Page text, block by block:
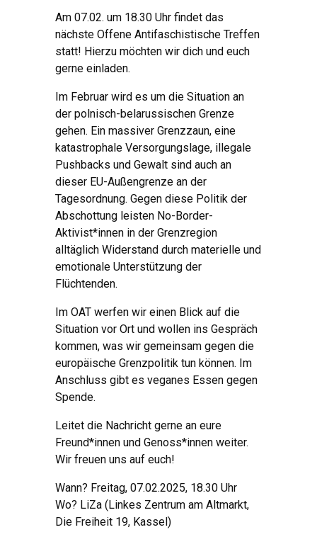
Am 07.02. um 18.30 Uhr findet das
nächste Offene Antifaschistische Treffen
statt! Hierzu möchten wir dich und euch
gerne einladen.
Im Februar wird es um die Situation an
der polnisch-belarussischen Grenze
gehen. Ein massiver Grenzzaun, eine
katastrophale Versorgungslage, illegale
Pushbacks und Gewalt sind auch an
dieser EU-Außengrenze an der
Tagesordnung. Gegen diese Politik der
Abschottung leisten No-Border-
Aktivist*innen in der Grenzregion
alltäglich Widerstand durch materielle und
emotionale Unterstützung der
Flüchtenden.
Im OAT werfen wir einen Blick auf die
Situation vor Ort und wollen ins Gespräch
kommen, was wir gemeinsam gegen die
europäische Grenzpolitik tun können. Im
Anschluss gibt es veganes Essen gegen
Spende.
Leitet die Nachricht gerne an eure
Freund*innen und Genoss*innen weiter.
Wir freuen uns auf euch!
Wann? Freitag, 07.02.2025, 18.30 Uhr
Wo? LiZa (Linkes Zentrum am Altmarkt,
Die Freiheit 19, Kassel)